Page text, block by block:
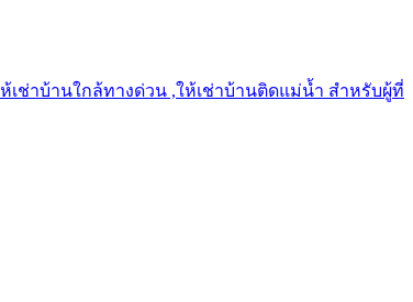
เช่าบ้านใกล้ทางด่วน ,ให้เช่าบ้านติดแม่น้ำ สำหรับผู้ที่